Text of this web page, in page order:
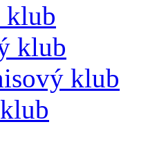
klub
klub